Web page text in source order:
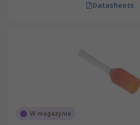
Datasheets
W magazynie